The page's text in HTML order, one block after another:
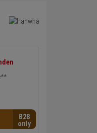
B2B